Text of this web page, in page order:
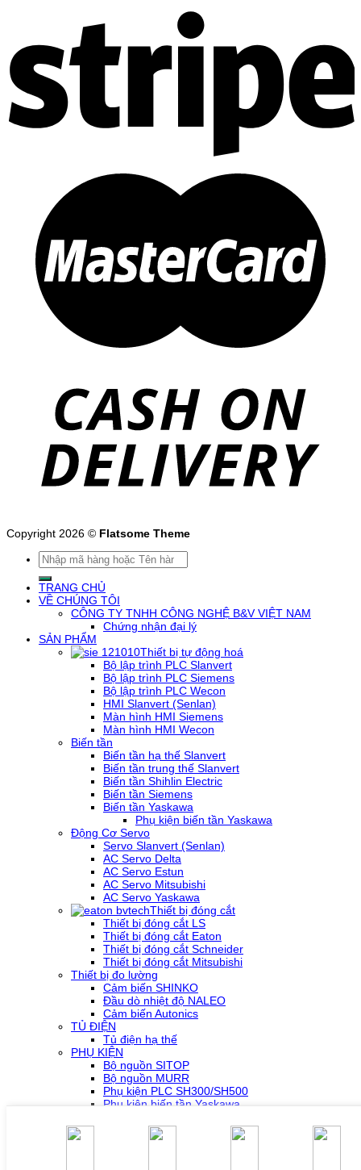
Copyright 2026 © Flatsome Theme
Tìm
kiếm:
TRANG CHỦ
VỀ CHÚNG TÔI
CÔNG TY TNHH CÔNG NGHỆ B&V VIỆT NAM
Chứng nhận đại lý
SẢN PHẨM
Thiết bị tự động hoá
Bộ lập trình PLC Slanvert
Bộ lập trình PLC Siemens
Bộ lập trình PLC Wecon
HMI Slanvert (Senlan)
Màn hình HMI Siemens
Màn hình HMI Wecon
Biến tần
Biến tần hạ thế Slanvert
Biến tần trung thế Slanvert
Biến tần Shihlin Electric
Biến tần Siemens
Biến tần Yaskawa
Phụ kiện biến tần Yaskawa
Động Cơ Servo
Servo Slanvert (Senlan)
AC Servo Delta
AC Servo Estun
AC Servo Mitsubishi
AC Servo Yaskawa
Thiết bị đóng cắt
Thiết bị đóng cắt LS
Thiết bị đóng cắt Eaton
Thiết bị đóng cắt Schneider
Thiết bị đóng cắt Mitsubishi
Thiết bị đo lường
Cảm biến SHINKO
Đầu dò nhiệt độ NALEO
Cảm biến Autonics
TỦ ĐIỆN
Tủ điện hạ thế
PHỤ KIỆN
Bộ nguồn SITOP
Bộ nguồn MURR
Phụ kiện PLC SH300/SH500
Phụ kiện biến tần Yaskawa
Phụ kiện Servo Sigma 7
HỖ TRỢ KỸ THUẬT